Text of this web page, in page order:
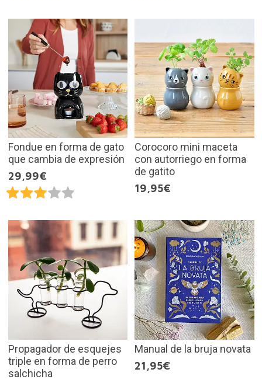
Fondue en forma de gato
que cambia de expresión
29,99€
Corocoro mini maceta
con autorriego en forma
de gatito
19,95€
Propagador de esquejes
triple en forma de perro
salchicha
Manual de la bruja novata
21,95€